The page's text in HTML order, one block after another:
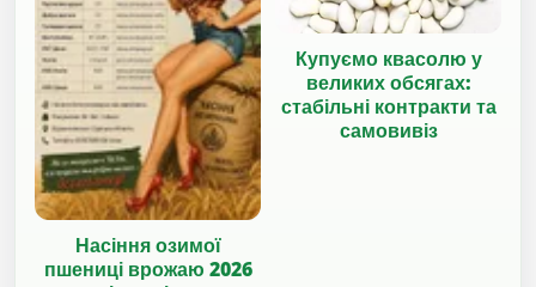
Насіння озимої
пшениці врожаю 2026
Купуємо квасолю у
великих обсягах:
стабільні контракти та
самовивіз